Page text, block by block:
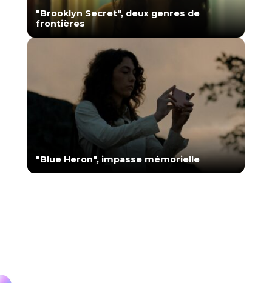
"Brooklyn Secret", deux genres de
frontières
"Blue Heron", impasse mémorielle